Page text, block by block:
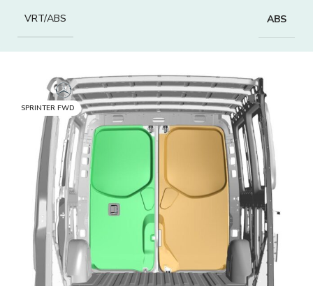
VRT/ABS ABS
SPRINTER FWD